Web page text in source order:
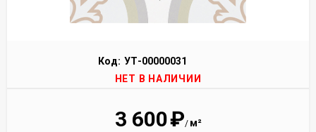
Код: УТ-00000031
НЕТ В НАЛИЧИИ
3 600₽/ м²